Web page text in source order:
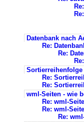
Datenbank nach
Re:
Re:
Re:
Re:
wml-Seiten - wie
Re: wml-
Re: wml-
Re: